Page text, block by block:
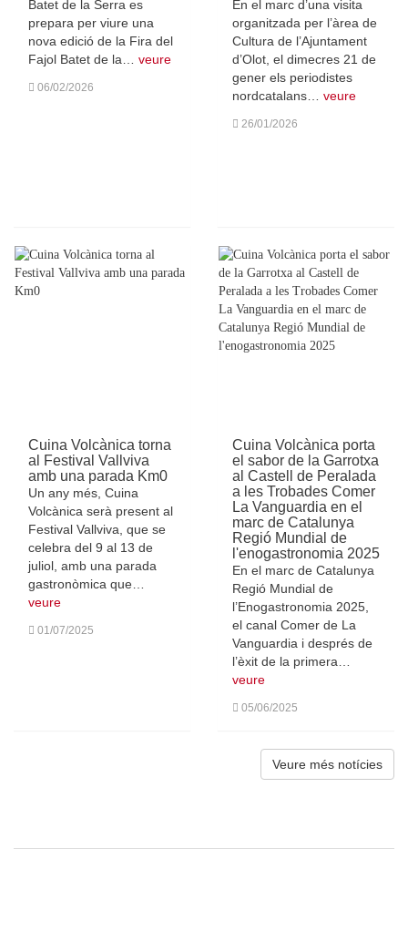
Batet de la Serra es
prepara per viure una
nova edició de la Fira del
Fajol Batet de la… veure
06/02/2026
En el marc d’una visita
organitzada per l’àrea de
Cultura de l’Ajuntament
d’Olot, el dimecres 21 de
gener els periodistes
nordcatalans… veure
26/01/2026
Cuina Volcànica torna
al Festival Vallviva
amb una parada Km0
Un any més, Cuina
Volcànica serà present al
Festival Vallviva, que se
celebra del 9 al 13 de
juliol, amb una parada
gastronòmica que…
veure
01/07/2025
Cuina Volcànica porta
el sabor de la Garrotxa
al Castell de Peralada
a les Trobades Comer
La Vanguardia en el
marc de Catalunya
Regió Mundial de
l'enogastronomia 2025
En el marc de Catalunya
Regió Mundial de
l’Enogastronomia 2025,
el canal Comer de La
Vanguardia i després de
l’èxit de la primera…
veure
05/06/2025
Veure més notícies